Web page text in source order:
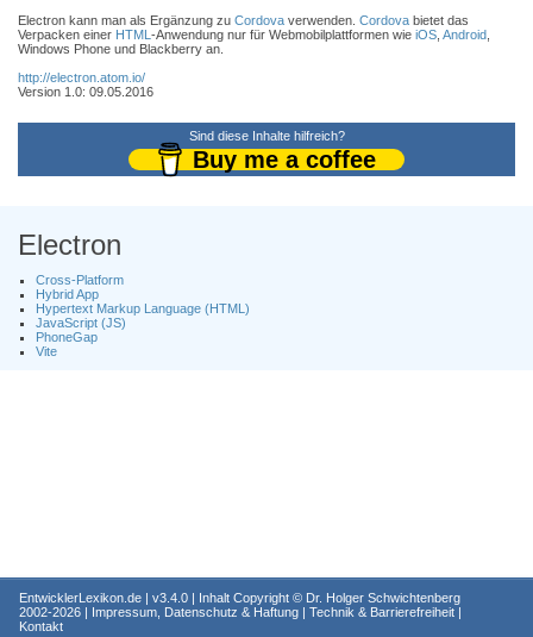
Electron kann man als Ergänzung zu Cordova verwenden. Cordova bietet das
Verpacken einer HTML -Anwendung nur für Webmobilplattformen wie iOS Android
Windows Phone und Blackberry an.
http://electron.atom.io/
Version 1.0: 09.05.2016
Sind diese Inhalte hilfreich?
Buy me a coffee
Electron
Cross-Platform
Hybrid App
Hypertext Markup Language (HTML)
JavaScript (JS)
PhoneGap
Vite
EntwicklerLexikon.de | v3.4.0 | Inhalt Copyright © Dr. Holger Schwichtenberg
2002-2026 | Impressum, Datenschutz & Haftung | Technik & Barrierefreiheit |
Kontakt